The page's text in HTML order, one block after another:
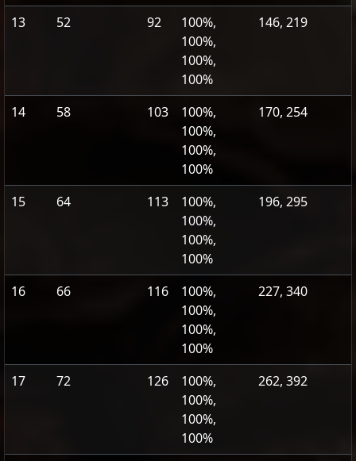
13 52 92
100%,
100%,
100%,
100%
146, 219
14 58 103
100%,
100%,
100%,
100%
170, 254
15 64 113
100%,
100%,
100%,
100%
196, 295
16 66 116
100%,
100%,
100%,
100%
227, 340
17 72 126
100%,
100%,
100%,
100%
262, 392